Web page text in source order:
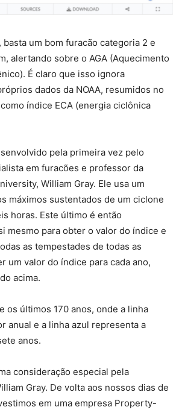
basta um bom furacão categoria 2 e
alertando sobre o AGA (Aquecimento
É claro que isso ignora
dados da NOAA, resumidos no
índice ECA (energia ciclônica
pela primeira vez pelo
em furacões e professor da
William Gray. Ele usa um
máximos sustentados de um ciclone
horas. Este último é então
mesmo para obter o valor do índice e
as tempestades de todas as
um valor do índice para cada ano,
acima.
os últimos 170 anos, onde a linha
anual e a linha azul representa a
anos.
consideração especial pela
Gray. De volta aos nossos dias de
em uma empresa Property-